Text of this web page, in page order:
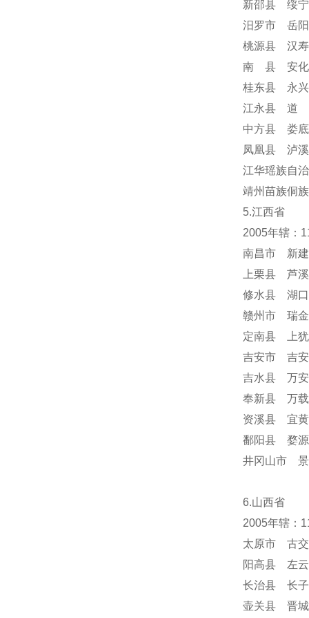
新邵县 绥
汨罗市 岳
桃源县 汉
南 县 安化
桂东县 永
江永县 道
中方县 娄
凤凰县 泸
江华瑶族自
靖州苗族侗
5.江西省
2005年辖：
南昌市 新
上栗县 芦
修水县 湖
赣州市 瑞
定南县 上
吉安市 吉
吉水县 万
奉新县 万
资溪县 宜
鄱阳县 婺
井冈山市 景
6.山西省
2005年辖：
太原市 古
阳高县 左
长治县 长
壶关县 晋